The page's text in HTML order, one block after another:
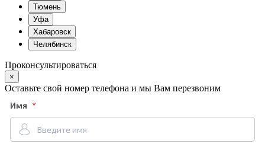
Тюмень
Уфа
Хабаровск
Челябинск
Проконсультироваться
×
Оставьте свой номер телефона и мы Вам перезвоним
Имя